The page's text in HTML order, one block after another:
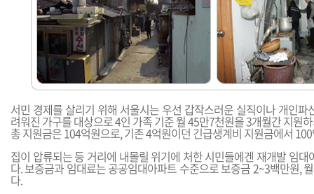
서민 경제를 살리기 위해 서울시는 우선 갑작스러운 실직이나 개인파
려워진 가구를 대상으로 4인 가족 기준 월 45만7천원을 3개월간 지원
총 지원금은 104억원으로, 기존 4억원이던 긴급생계비 지원금에서
집이 압류되는 등 거리에 내몰릴 위기에 처한 시민들에겐 재개발 임
다. 보증금과 임대료는 공공임대아파트 수준으로 보증금 2~3백만원,
다.